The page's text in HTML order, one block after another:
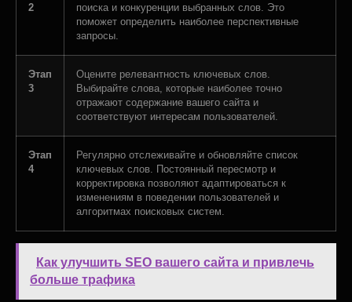
2
поиска и конкуренции выбранных слов. Это
поможет определить наиболее перспективные
запросы.
Этап
3
Оцените релевантность ключевых слов.
Выбирайте слова, которые наиболее точно
отражают содержание вашего сайта и
соответствуют интересам пользователей.
Этап
4
Регулярно отслеживайте и обновляйте список
ключевых слов. Постоянный пересмотр и
корректировка позволяют адаптироваться к
изменениям в поведении пользователей и
алгоритмах поисковых систем.
Как улучшить SEO вашего сайта и привлечь
больше трафика